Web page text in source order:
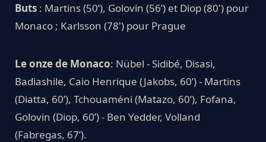
Buts : Martins (50’), Golovin (56’) et Diop (80') pour
Monaco ; Karlsson (78') pour Prague
Le onze de Monaco: Nübel - Sidibé, Disasi,
Badiashile, Caio Henrique (Jakobs, 60’) - Martins
(Diatta, 60’), Tchouaméni (Matazo, 60’), Fofana,
Golovin (Diop, 60’) - Ben Yedder, Volland
(Fabregas, 67’).